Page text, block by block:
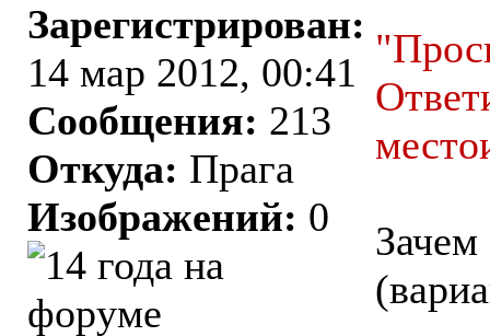
Зарегистрирован:
14 мар 2012, 00:41
Сообщения: 213
Откуда: Прага
Изображений: 0